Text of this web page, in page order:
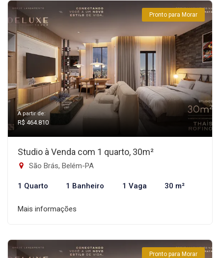
Pronto para Morar
A partir de:
R$ 464.810
Studio à Venda com 1 quarto, 30m²
São Brás, Belém-PA
1 Quarto 1 Banheiro 1 Vaga 30 m²
Mais informações
Pronto para Morar